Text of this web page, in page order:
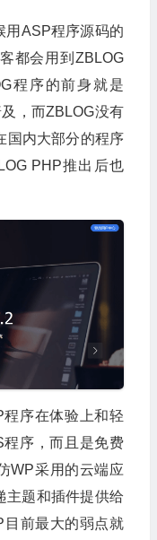
用ASP程序源码的
都会用到ZBLOG
程序的前身就是
，而ZBLOG没有
国内大部分的程序
PHP推出后也
序在体验上和轻
序，而且是免费
WP采用的云端应
主题和插件提供给
目前最大的弱点就